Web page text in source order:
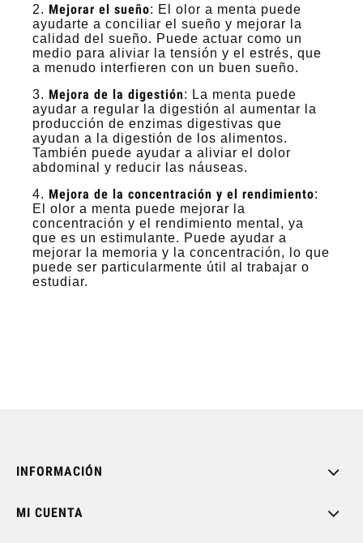
2. Mejorar el sueño: El olor a menta puede
ayudarte a conciliar el sueño y mejorar la
calidad del sueño. Puede actuar como un
medio para aliviar la tensión y el estrés, que
a menudo interfieren con un buen sueño.
3. Mejora de la digestión: La menta puede
ayudar a regular la digestión al aumentar la
producción de enzimas digestivas que
ayudan a la digestión de los alimentos.
También puede ayudar a aliviar el dolor
abdominal y reducir las náuseas.
4. Mejora de la concentración y el rendimiento:
El olor a menta puede mejorar la
concentración y el rendimiento mental, ya
que es un estimulante. Puede ayudar a
mejorar la memoria y la concentración, lo que
puede ser particularmente útil al trabajar o
estudiar.
INFORMACIÓN
MI CUENTA